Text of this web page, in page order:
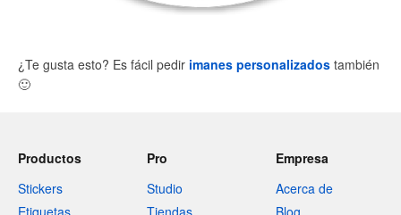
¿Te gusta esto? Es fácil pedir imanes personalizados también
🙂
Productos
Stickers
Pro
Studio
Empresa
Acerca de